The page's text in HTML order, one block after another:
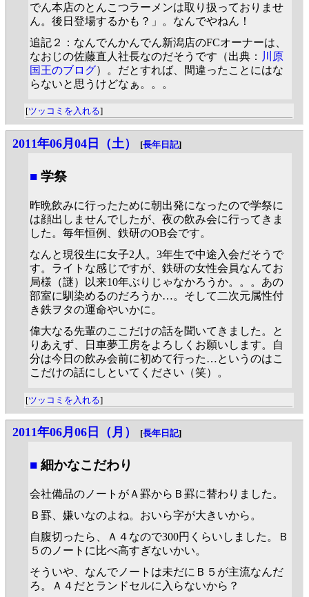
でん本店のとんこつラーメンは取り扱っておりませ
ん。後日登場するかも？」。なんでやねん！
追記２：なんでんかんでん新潟店のFCオーナーは、
なおじの佐藤直人社長なのだそうです（出典： 川原
国王のブログ）。だとすれば、間違ったことにはな
らないと思うけどなぁ。。。
[ツッコミを入れる]
2011年06月04日（土） [長年日記]
■ 学祭
昨晩飲みに行ったために朝出発になったので学祭に
は顔出しませんでしたが、夜の飲み会に行ってきま
した。毎年恒例、鉄研のOB会です。
なんと現役生に女子2人。3年生で中途入会だそうで
す。ライトな感じですが、鉄研の女性会員なんてお
局様（謎）以来10年ぶりじゃなかろうか。。。あの
部室に馴染めるのだろうか…。そして二次元属性付
き鉄ヲタの運命やいかに。
偉大なる先輩のここだけの話を聞いてきました。と
りあえず、日車夢工房をよろしくお願いします。自
分は今日の飲み会前に初めて行った…というのはこ
こだけの話にしといてください（笑）。
[ツッコミを入れる]
2011年06月06日（月） [長年日記]
■ 細かなこだわり
会社備品のノートがＡ罫からＢ罫に替わりました。
Ｂ罫、嫌いなのよね。おいら字が大きいから。
自腹切ったら、Ａ４なので300円くらいしました。Ｂ
５のノートに比べ高すぎないかい。
そういや、なんでノートは未だにＢ５が主流なんだ
ろ。Ａ４だとランドセルに入らないから？